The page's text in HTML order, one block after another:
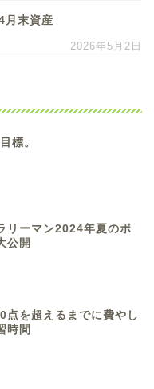
月末資産
2026年5月2日
標。
リーマン2024年夏のボ
公開
点を超えるまでに費やし
時間